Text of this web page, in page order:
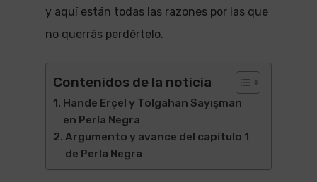
y aquí están todas las razones por las que
no querrás perdértelo.
Contenidos de la noticia
Hande Erçel y Tolgahan Sayışman
en Perla Negra
Argumento y avance del capítulo 1
de Perla Negra